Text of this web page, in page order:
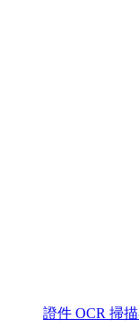
證件 OCR 掃